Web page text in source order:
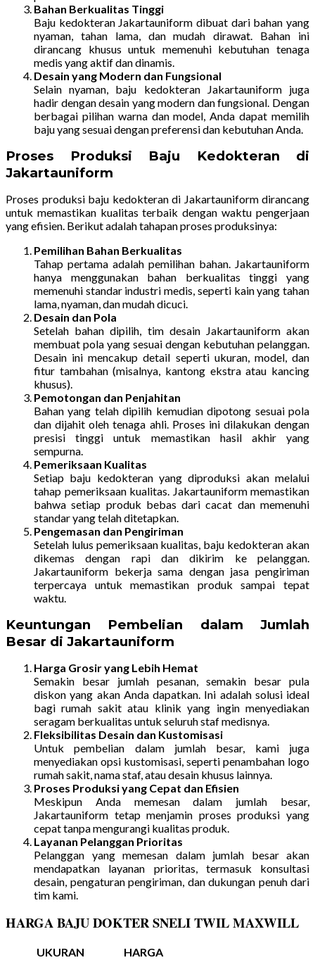
Bahan Berkualitas Tinggi
Baju kedokteran Jakartauniform dibuat dari bahan yang
nyaman, tahan lama, dan mudah dirawat. Bahan ini
dirancang khusus untuk memenuhi kebutuhan tenaga
medis yang aktif dan dinamis.
Desain yang Modern dan Fungsional
Selain nyaman, baju kedokteran Jakartauniform juga
hadir dengan desain yang modern dan fungsional. Dengan
berbagai pilihan warna dan model, Anda dapat memilih
baju yang sesuai dengan preferensi dan kebutuhan Anda.
Proses Produksi Baju Kedokteran di
Jakartauniform
Proses produksi baju kedokteran di Jakartauniform dirancang
untuk memastikan kualitas terbaik dengan waktu pengerjaan
yang efisien. Berikut adalah tahapan proses produksinya:
Pemilihan Bahan Berkualitas
Tahap pertama adalah pemilihan bahan. Jakartauniform
hanya menggunakan bahan berkualitas tinggi yang
memenuhi standar industri medis, seperti kain yang tahan
lama, nyaman, dan mudah dicuci.
Desain dan Pola
Setelah bahan dipilih, tim desain Jakartauniform akan
membuat pola yang sesuai dengan kebutuhan pelanggan.
Desain ini mencakup detail seperti ukuran, model, dan
fitur tambahan (misalnya, kantong ekstra atau kancing
khusus).
Pemotongan dan Penjahitan
Bahan yang telah dipilih kemudian dipotong sesuai pola
dan dijahit oleh tenaga ahli. Proses ini dilakukan dengan
presisi tinggi untuk memastikan hasil akhir yang
sempurna.
Pemeriksaan Kualitas
Setiap baju kedokteran yang diproduksi akan melalui
tahap pemeriksaan kualitas. Jakartauniform memastikan
bahwa setiap produk bebas dari cacat dan memenuhi
standar yang telah ditetapkan.
Pengemasan dan Pengiriman
Setelah lulus pemeriksaan kualitas, baju kedokteran akan
dikemas dengan rapi dan dikirim ke pelanggan.
Jakartauniform bekerja sama dengan jasa pengiriman
terpercaya untuk memastikan produk sampai tepat
waktu.
Keuntungan Pembelian dalam Jumlah
Besar di Jakartauniform
Harga Grosir yang Lebih Hemat
Semakin besar jumlah pesanan, semakin besar pula
diskon yang akan Anda dapatkan. Ini adalah solusi ideal
bagi rumah sakit atau klinik yang ingin menyediakan
seragam berkualitas untuk seluruh staf medisnya.
Fleksibilitas Desain dan Kustomisasi
Untuk pembelian dalam jumlah besar, kami juga
menyediakan opsi kustomisasi, seperti penambahan logo
rumah sakit, nama staf, atau desain khusus lainnya.
Proses Produksi yang Cepat dan Efisien
Meskipun Anda memesan dalam jumlah besar,
Jakartauniform tetap menjamin proses produksi yang
cepat tanpa mengurangi kualitas produk.
Layanan Pelanggan Prioritas
Pelanggan yang memesan dalam jumlah besar akan
mendapatkan layanan prioritas, termasuk konsultasi
desain, pengaturan pengiriman, dan dukungan penuh dari
tim kami.
HARGA BAJU DOKTER SNELI TWIL MAXWILL
UKURAN
HARGA